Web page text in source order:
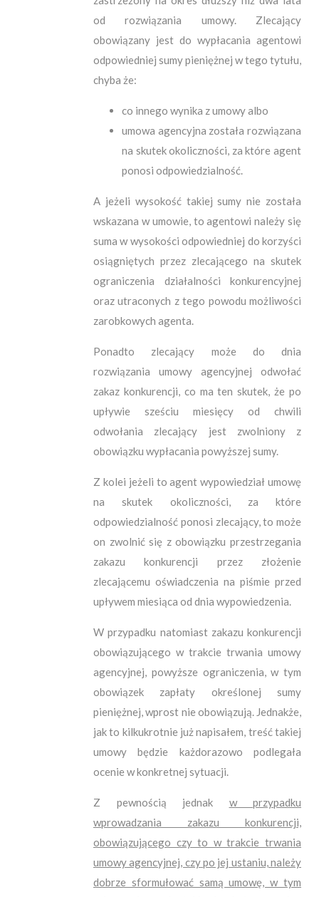
od rozwiązania umowy. Zlecający
obowiązany jest do wypłacania agentowi
odpowiedniej sumy pieniężnej w tego tytułu,
chyba że:
co innego wynika z umowy albo
umowa agencyjna została rozwiązana
na skutek okoliczności, za które agent
ponosi odpowiedzialność.
A jeżeli wysokość takiej sumy nie została
wskazana w umowie, to agentowi należy się
suma w wysokości odpowiedniej do korzyści
osiągniętych przez zlecającego na skutek
ograniczenia działalności konkurencyjnej
oraz utraconych z tego powodu możliwości
zarobkowych agenta.
Ponadto zlecający może do dnia
rozwiązania umowy agencyjnej odwołać
zakaz konkurencji, co ma ten skutek, że po
upływie sześciu miesięcy od chwili
odwołania zlecający jest zwolniony z
obowiązku wypłacania powyższej sumy.
Z kolei jeżeli to agent wypowiedział umowę
na skutek okoliczności, za które
odpowiedzialność ponosi zlecający, to może
on zwolnić się z obowiązku przestrzegania
zakazu konkurencji przez złożenie
zlecającemu oświadczenia na piśmie przed
upływem miesiąca od dnia wypowiedzenia.
W przypadku natomiast zakazu konkurencji
obowiązującego w trakcie trwania umowy
agencyjnej, powyższe ograniczenia, w tym
obowiązek zapłaty określonej sumy
pieniężnej, wprost nie obowiązują. Jednakże,
jak to kilkukrotnie już napisałem, treść takiej
umowy będzie każdorazowo podlegała
ocenie w konkretnej sytuacji.
Z pewnością jednak w przypadku
wprowadzania zakazu konkurencji,
obowiązującego czy to w trakcie trwania
umowy agencyjnej, czy po jej ustaniu, należy
dobrze sformułować samą umowę, w tym